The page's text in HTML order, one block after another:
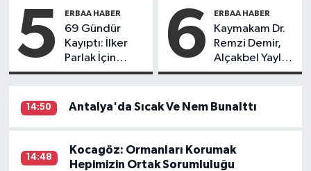
5 ERBAA HABER
69 Gündür
Kayıptı: İlker
Parlak İçin
Gıyabi Cenaze
6 ERBAA HABER
Kaymakam Dr.
Remzi Demir,
Alçakbel Yayla
Şenliği ve
Festivali’ne
14:50 Antalya'da Sıcak Ve Nem Bunalttı
14:48
Kocagöz: Ormanları Korumak
Hepimizin Ortak Sorumluluğu